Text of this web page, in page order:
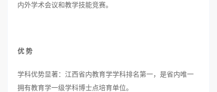
内外学术会议和教学技能竞赛。
优 势
学科优势显著：江西省内教育学学科排名第一，是省内唯一
拥有教育学一级学科博士点培育单位。